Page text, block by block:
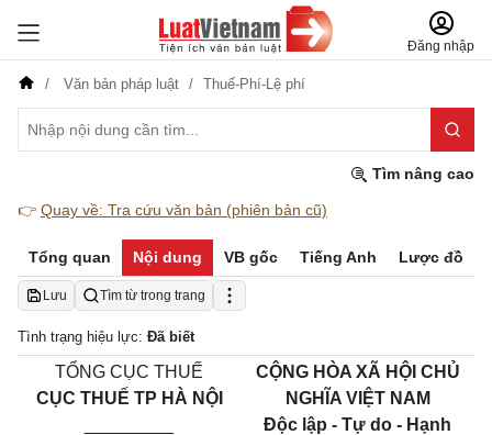
Đăng nhập
Văn bản pháp luật Thuế-Phí-Lệ phí
Tìm nâng cao
👉 Quay về: Tra cứu văn bản (phiên bản cũ)
Tổng quan Nội dung VB gốc Tiếng Anh Lược đồ
Lưu Tìm từ trong trang
Tình trạng hiệu lực: Đã biết
TỔNG CỤC THUẾ
CỤC THU Ế TP HÀ NỘI
CỘNG HÒA XÃ HỘI CHỦ
NGHĨA VIỆT NAM
Độc lập - Tự do - Hạnh